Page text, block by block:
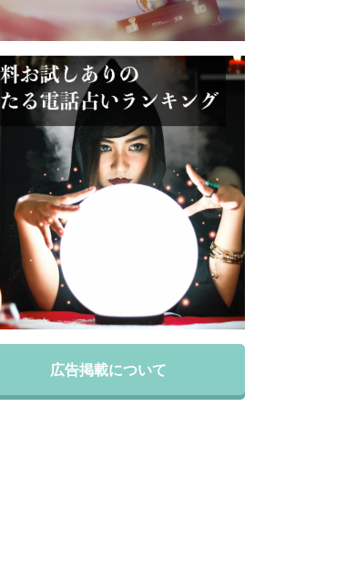
広告掲載について